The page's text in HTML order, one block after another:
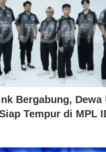
Bergabung, Dewa
Tempur di MPL